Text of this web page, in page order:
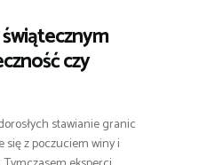
czy
stawianie granic
się z poczuciem winy i